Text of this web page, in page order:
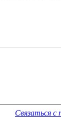
Связаться